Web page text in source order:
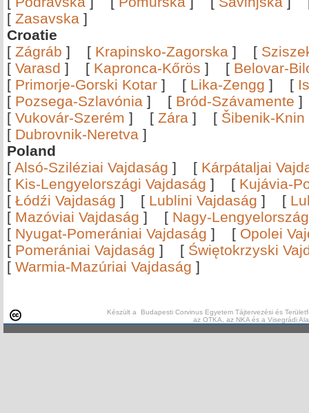
[ Zasavska ]
Croatie
[ Zágráb ] [ Krapinsko-Zagorska ] [
[ Varasd ] [ Kapronca-Kőrös ] [ Belovar-
[ Primorje-Gorski Kotar ] [ Lika-Zengg ] [
[ Pozsega-Szlavónia ] [ Bród-Szávamente
[ Vukovár-Szerém ] [ Zára ] [ Šibenik-Knin
[ Dubrovnik-Neretva ]
Poland
[ Alsó-Sziléziai Vajdaság ] [ Kárpátaljai
[ Kis-Lengyelországi Vajdaság ] [ Kujávia-
[ Łódźi Vajdaság ] [ Lublini Vajdaság ] [
[ Mazóviai Vajdaság ] [ Nagy-
[ Nyugat-Pomerániai Vajdaság ] [ Opolei
[ Pomerániai Vajdaság ] [ Świętokrzyski
[ Warmia-Mazúriai Vajdaság ]
Készült a Budapesti Corvinus Egyetem Tájtervezési és
az OTKA, az NKA és a Visegrádi